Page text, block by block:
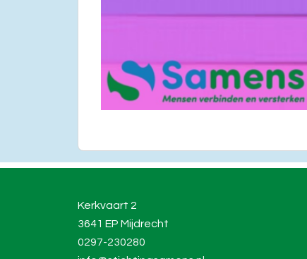
Kerkvaart 2
3641 EP Mijdrecht
0297-230280